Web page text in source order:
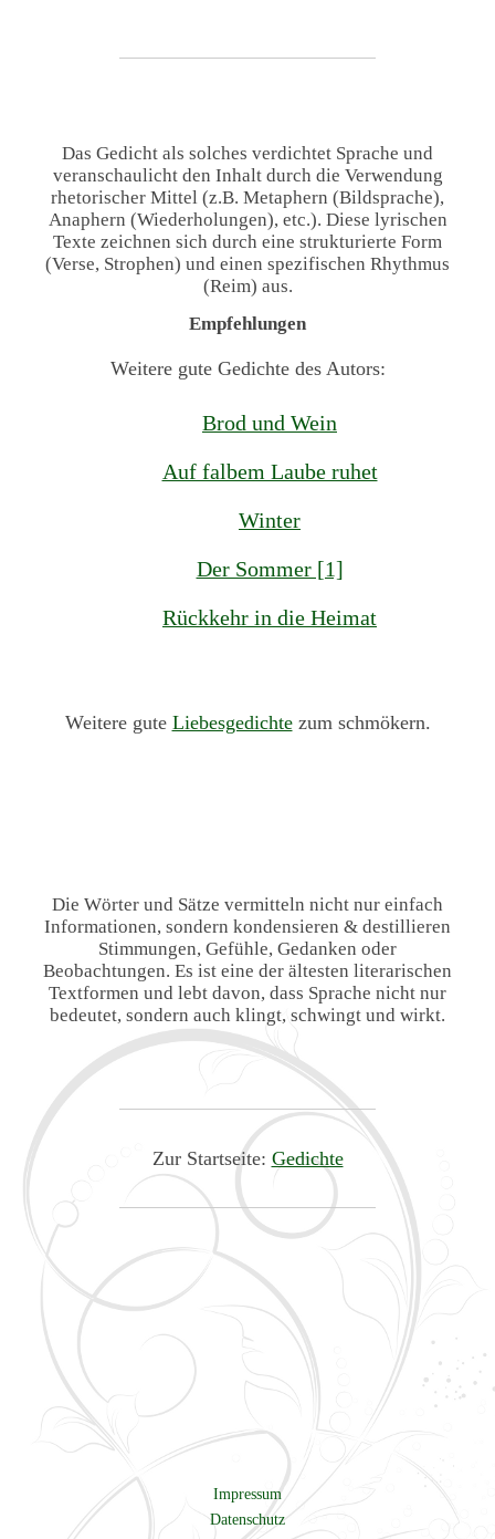
Das Gedicht als solches verdichtet Sprache und
veranschaulicht den Inhalt durch die Verwendung
rhetorischer Mittel (z.B. Metaphern (Bildsprache),
Anaphern (Wiederholungen), etc.). Diese lyrischen
Texte zeichnen sich durch eine strukturierte Form
(Verse, Strophen) und einen spezifischen Rhythmus
(Reim) aus.
Empfehlungen
Weitere gute Gedichte des Autors:
Brod und Wein
Auf falbem Laube ruhet
Winter
Der Sommer [1]
Rückkehr in die Heimat
Weitere gute Liebesgedichtezum schmökern.
Die Wörter und Sätze vermitteln nicht nur einfach
Informationen, sondern kondensieren & destillieren
Stimmungen, Gefühle, Gedanken oder
Beobachtungen. Es ist eine der ältesten literarischen
Textformen und lebt davon, dass Sprache nicht nur
bedeutet, sondern auch klingt, schwingt und wirkt.
Zur Startseite: Gedichte
Impressum
Datenschutz